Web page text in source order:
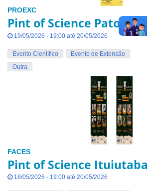
PROEXC
Pint of Science Patos de
19/05/2026 - 19:00 até 20/05/2026
Evento Científico
Evento de Extensão
Outra
FACES
Pint of Science
18/05/2026 - 19:00 até 20/05/2026